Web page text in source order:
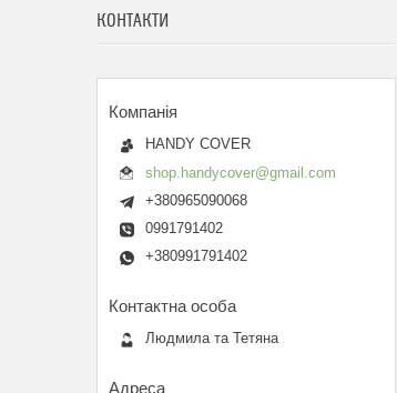
КОНТАКТИ
HANDY COVER
shop.handycover@gmail.com
+380965090068
0991791402
+380991791402
Людмила та Тетяна